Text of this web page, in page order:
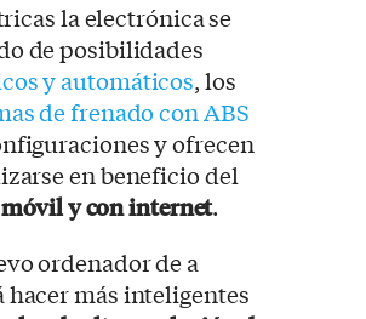
la electrónica se
de posibilidades
y automáticos, los
de frenado con ABS
y ofrecen
en beneficio del
y con internet.
ordenador de a
hacer más inteligentes